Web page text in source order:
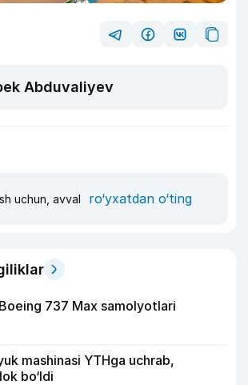
Abduvaliyev
uchun, avval ro‘yxatdan o‘ting
737 Max samolyotlari
mashinasi YTHga uchrab,
bo‘ldi